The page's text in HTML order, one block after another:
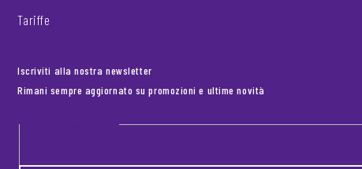
Tariffe
Iscriviti alla nostra newsletter
Rimani sempre aggiornato su promozioni e ultime novità
Footer newsletter